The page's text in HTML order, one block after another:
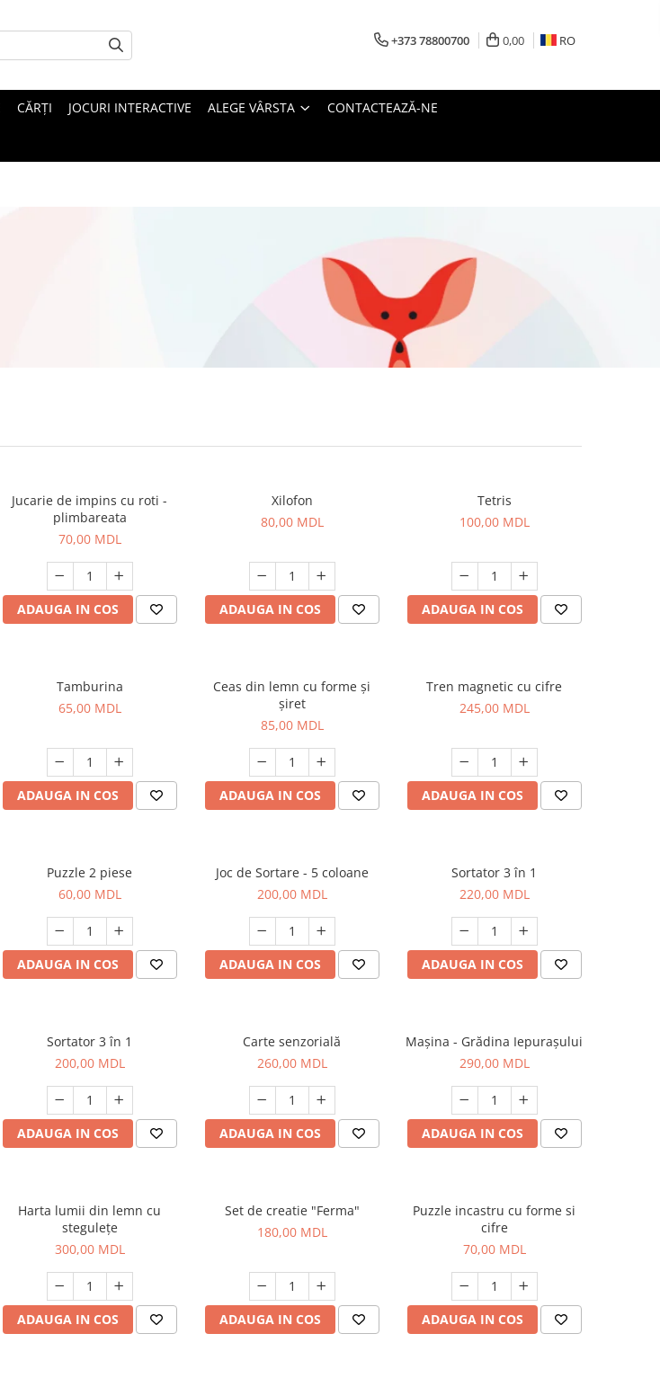
+373 78800700 0,00 RO
CĂRȚI JOCURI INTERACTIVE ALEGE VÂRSTA CONTACTEAZĂ-NE
Jucarie de impins cu roti -
plimbareata
70,00 MDL
ADAUGA IN COS
Xilofon
80,00 MDL
ADAUGA IN COS
Tetris
100,00 MDL
ADAUGA IN COS
Tamburina
65,00 MDL
ADAUGA IN COS
Ceas din lemn cu forme și
șiret
85,00 MDL
ADAUGA IN COS
Tren magnetic cu cifre
245,00 MDL
ADAUGA IN COS
Puzzle 2 piese
60,00 MDL
ADAUGA IN COS
Joc de Sortare - 5 coloane
200,00 MDL
ADAUGA IN COS
Sortator 3 în 1
220,00 MDL
ADAUGA IN COS
Sortator 3 în 1
200,00 MDL
ADAUGA IN COS
Carte senzorială
260,00 MDL
ADAUGA IN COS
Mașina - Grădina Iepurașului
290,00 MDL
ADAUGA IN COS
Harta lumii din lemn cu
stegulețe
300,00 MDL
ADAUGA IN COS
Set de creatie "Ferma"
180,00 MDL
ADAUGA IN COS
Puzzle incastru cu forme si
cifre
70,00 MDL
ADAUGA IN COS